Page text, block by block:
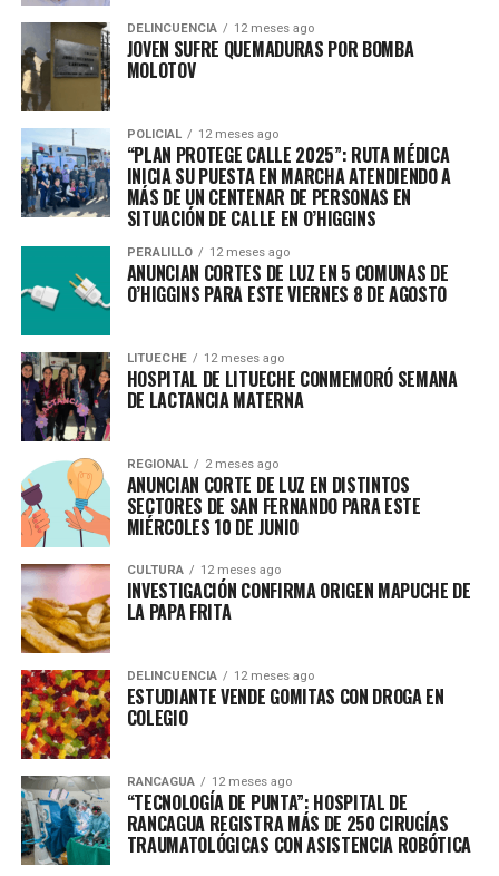
DELINCUENCIA 12 meses ago
JOVEN SUFRE QUEMADURAS POR BOMBA
MOLOTOV
POLICIAL 12 meses ago
“PLAN PROTEGE CALLE 2025”: RUTA MÉDICA
INICIA SU PUESTA EN MARCHA ATENDIENDO A
MÁS DE UN CENTENAR DE PERSONAS EN
SITUACIÓN DE CALLE EN O’HIGGINS
PERALILLO 12 meses ago
ANUNCIAN CORTES DE LUZ EN 5 COMUNAS DE
O’HIGGINS PARA ESTE VIERNES 8 DE AGOSTO
LITUECHE 12 meses ago
HOSPITAL DE LITUECHE CONMEMORÓ SEMANA
DE LACTANCIA MATERNA
REGIONAL 2 meses ago
ANUNCIAN CORTE DE LUZ EN DISTINTOS
SECTORES DE SAN FERNANDO PARA ESTE
MIÉRCOLES 10 DE JUNIO
CULTURA 12 meses ago
INVESTIGACIÓN CONFIRMA ORIGEN MAPUCHE DE
LA PAPA FRITA
DELINCUENCIA 12 meses ago
ESTUDIANTE VENDE GOMITAS CON DROGA EN
COLEGIO
RANCAGUA 12 meses ago
“TECNOLOGÍA DE PUNTA”: HOSPITAL DE
RANCAGUA REGISTRA MÁS DE 250 CIRUGÍAS
TRAUMATOLÓGICAS CON ASISTENCIA ROBÓTICA